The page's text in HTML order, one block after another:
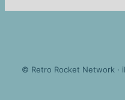
© Retro Rocket Network·